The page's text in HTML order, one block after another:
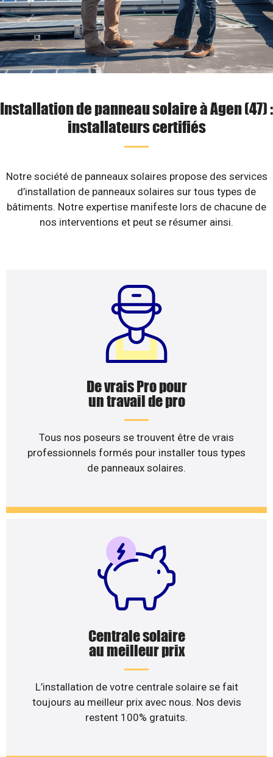
Installation de panneau solaire à Agen (47) :
installateurs certifiés
Notre société de panneaux solaires propose des services
d’installation de panneaux solaires sur tous types de
bâtiments. Notre expertise manifeste lors de chacune de
nos interventions et peut se résumer ainsi.
De vrais Pro pour
un travail de pro
Tous nos poseurs se trouvent être de vrais
professionnels formés pour installer tous types
de panneaux solaires.
Centrale solaire
au meilleur prix
L’installation de votre centrale solaire se fait
toujours au meilleur prix avec nous. Nos devis
restent 100% gratuits.